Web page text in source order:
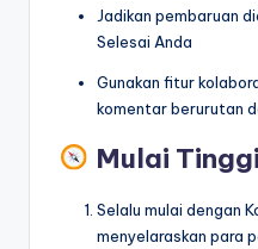
Jadikan pembaruan
Selesai Anda
Gunakan fitur
komentar berurutan
Mulai
Selalu mulai dengan
menyelaraskan para